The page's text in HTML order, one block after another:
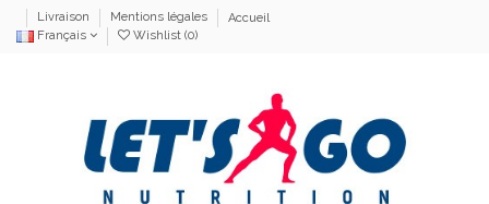
Livraison Mentions légales
Accueil
Français
Wishlist (0)